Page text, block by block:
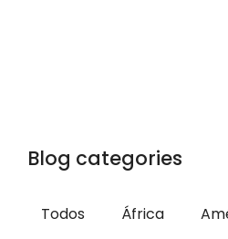
Blog categories
Todos África